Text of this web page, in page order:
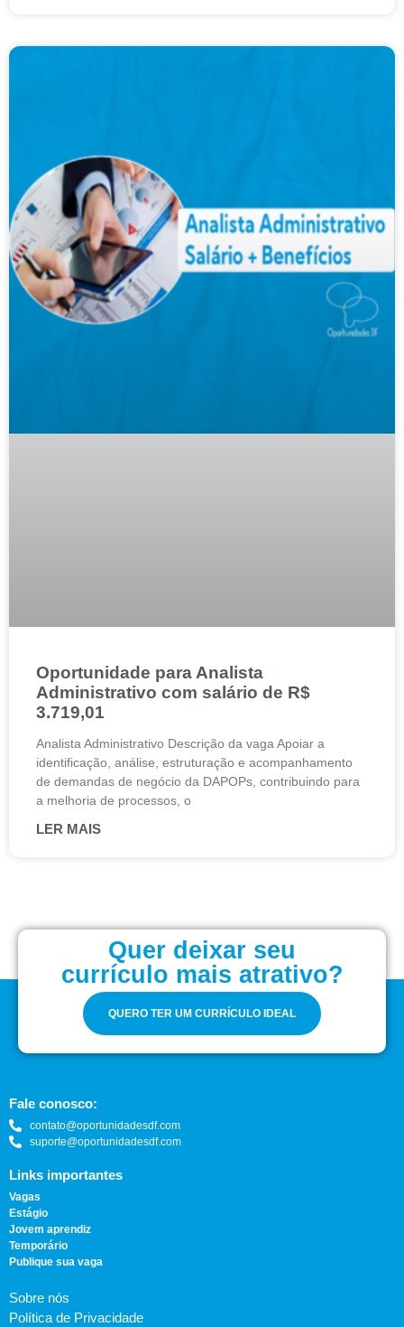
Oportunidade para Analista
Administrativo com salário de R$
3.719,01
Analista Administrativo Descrição da vaga Apoiar a
identificação, análise, estruturação e acompanhamento
de demandas de negócio da DAPOPs, contribuindo para
a melhoria de processos, o
LER MAIS
Quer deixar seu
currículo mais atrativo?
QUERO TER UM CURRÍCULO IDEAL
Fale conosco:
contato@oportunidadesdf.com
suporte@oportunidadesdf.com
Links importantes
Vagas
Estágio
Jovem aprendiz
Temporário
Publique sua vaga
Sobre nós
Política de Privacidade